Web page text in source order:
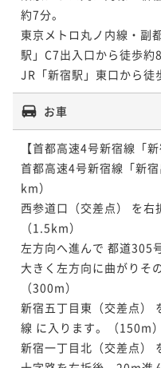
約7分。
東京メトロ丸ノ内線・副
駅」C7出入口から徒歩約8
JR「新宿駅」東口から徒
お車
【首都高速4号新宿線「
首都高速4号新宿線「新
km）
西参道口（交差点） を右
（1.5km）
左方向へ進んで 都道305
大きく左方向に曲がりそ
（300m）
新宿五丁目東（交差点）
線 に入ります。（150m）
新宿一丁目北（交差点）